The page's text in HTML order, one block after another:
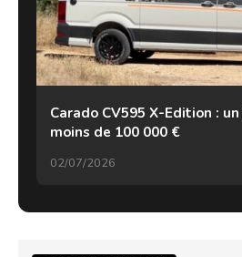
Carado CV595 X-Edition :
moins de 100 000 €
02/07/2026